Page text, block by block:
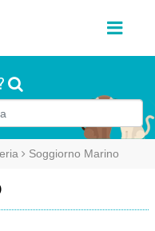
Soggiorno Marino